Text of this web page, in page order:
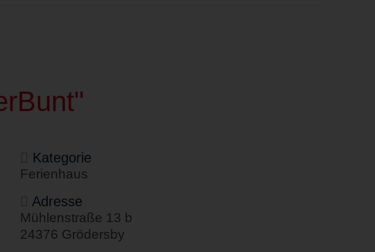
Kategorie
Ferienhaus
Adresse
Mühlenstraße 13 b
24376 Grödersby